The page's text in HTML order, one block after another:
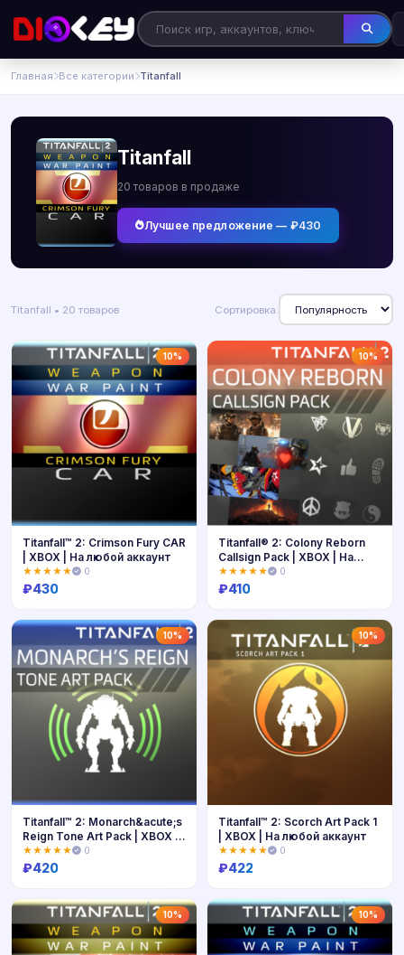
Главная Все категории Titanfall
Titanfall
20 товаров в продаже
Лучшее предложение — ₽430
Titanfall • 20 товаров Сортировка:
10%
Купить
Titanfall™ 2: Crimson Fury CAR
| XBOX | На любой аккаунт
★★★★★ 0
₽430
10%
Купить
Titanfall® 2: Colony Reborn
Callsign Pack | XBOX | На
любой аккаунт
★★★★★ 0
₽410
10%
Купить
Titanfall™ 2: Monarch&acute;s
Reign Tone Art Pack | XBOX |
На любой аккаунт
★★★★★ 0
₽420
10%
Купить
Titanfall™ 2: Scorch Art Pack 1
| XBOX | На любой аккаунт
★★★★★ 0
₽422
10% 10%